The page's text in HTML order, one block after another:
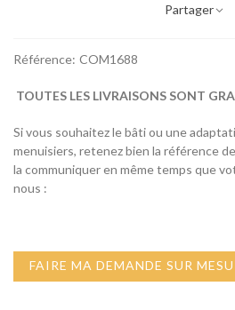
Partager
Référence: COM1688
TOUTES LES LIVRAISONS SONT
Si vous souhaitez le bâti ou une
menuisiers, retenez bien la référence
la communiquer en même temps que
nous :
FAIRE MA DEMANDE SUR